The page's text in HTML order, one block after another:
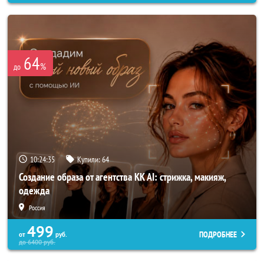
до 64%
10:24:34 Купили:64
Создание образа от агентства KK AI: стрижка, макияж,
одежда
Россия
от 499 руб.
до6400руб.
ПОДРОБНЕЕ